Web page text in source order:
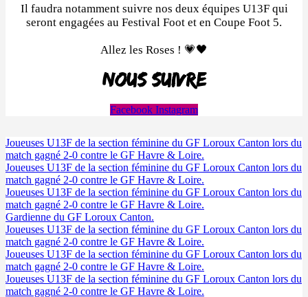
Il faudra notamment suivre nos deux équipes U13F qui
seront engagées au Festival Foot et en Coupe Foot 5.
Allez les Roses ! 💗🖤
Nous suivre
Facebook Instagram
Joueuses U13F de la section féminine du GF Loroux Canton lors du
match gagné 2-0 contre le GF Havre & Loire.
Joueuses U13F de la section féminine du GF Loroux Canton lors du
match gagné 2-0 contre le GF Havre & Loire.
Joueuses U13F de la section féminine du GF Loroux Canton lors du
match gagné 2-0 contre le GF Havre & Loire.
Gardienne du GF Loroux Canton.
Joueuses U13F de la section féminine du GF Loroux Canton lors du
match gagné 2-0 contre le GF Havre & Loire.
Joueuses U13F de la section féminine du GF Loroux Canton lors du
match gagné 2-0 contre le GF Havre & Loire.
Joueuses U13F de la section féminine du GF Loroux Canton lors du
match gagné 2-0 contre le GF Havre & Loire.